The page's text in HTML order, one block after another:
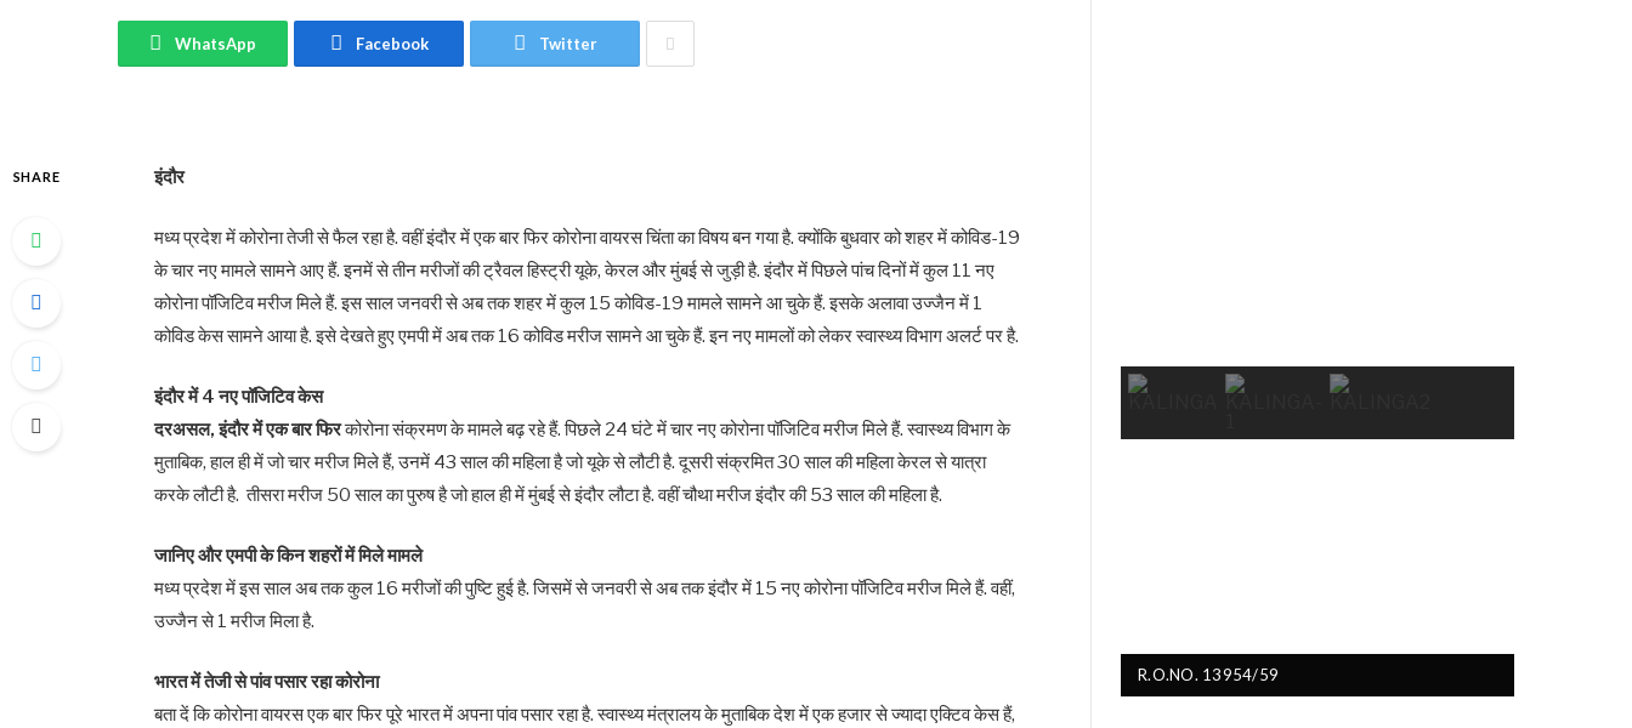
WhatsApp Facebook Twitter
SHARE इंदौर
मध्य प्रदेश में कोरोना तेजी से फैल रहा है. वहीं इंदौर में एक बार फिर कोरोना वायरस चिंता का विषय बन गया है. क्योंकि बुधवार को शहर में कोविड-19
के चार नए मामले सामने आए हैं. इनमें से तीन मरीजों की ट्रैवल हिस्ट्री यूके, केरल और मुंबई से जुड़ी है. इंदौर में पिछले पांच दिनों में कुल 11 नए
कोरोना पॉजिटिव मरीज मिले हैं. इस साल जनवरी से अब तक शहर में कुल 15 कोविड-19 मामले सामने आ चुके हैं. इसके अलावा उज्जैन में 1
कोविड केस सामने आया है. इसे देखते हुए एमपी में अब तक 16 कोविड मरीज सामने आ चुके हैं. इन नए मामलों को लेकर स्वास्थ्य विभाग अलर्ट पर है.
इंदौर में 4 नए पॉजिटिव केस
दरअसल, इंदौर में एक बार फिरकोरोना संक्रमण के मामले बढ़ रहे हैं. पिछले 24 घंटे में चार नए कोरोना पॉजिटिव मरीज मिले हैं. स्वास्थ्य विभाग के
मुताबिक, हाल ही में जो चार मरीज मिले हैं, उनमें 43 साल की महिला है जो यूके से लौटी है. दूसरी संक्रमित 30 साल की महिला केरल से यात्रा
करके लौटी है. तीसरा मरीज 50 साल का पुरुष है जो हाल ही में मुंबई से इंदौर लौटा है. वहीं चौथा मरीज इंदौर की 53 साल की महिला है.
जानिए और एमपी के किन शहरों में मिले मामले
मध्य प्रदेश में इस साल अब तक कुल 16 मरीजों की पुष्टि हुई है. जिसमें से जनवरी से अब तक इंदौर में 15 नए कोरोना पॉजिटिव मरीज मिले हैं. वहीं,
उज्जैन से 1 मरीज मिला है.
भारत में तेजी से पांव पसार रहा कोरोना
बता दें कि कोरोना वायरस एक बार फिर पूरे भारत में अपना पांव पसार रहा है. स्वास्थ्य मंत्रालय के मुताबिक देश में एक हजार से ज्यादा एक्टिव केस हैं,
R.O.NO. 13954/59